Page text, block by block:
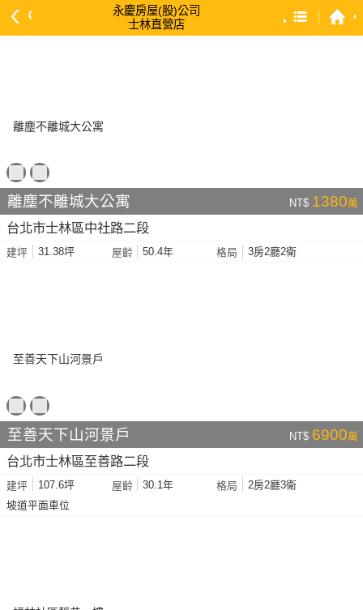
永慶房屋(股)公司
士林直營店
依建物坪數 大 → 小
依土地坪數 大 → 小
離塵不離城大公寓 NT$ 1380萬
台北市士林區中社路二段
建坪 31.38坪 屋齡 50.4年 格局 3房2廳2衛
至善天下山河景戶 NT$ 6900萬
台北市士林區至善路二段
建坪 107.6坪 屋齡 30.1年 格局
2房2廳3衛
坡道平面車位